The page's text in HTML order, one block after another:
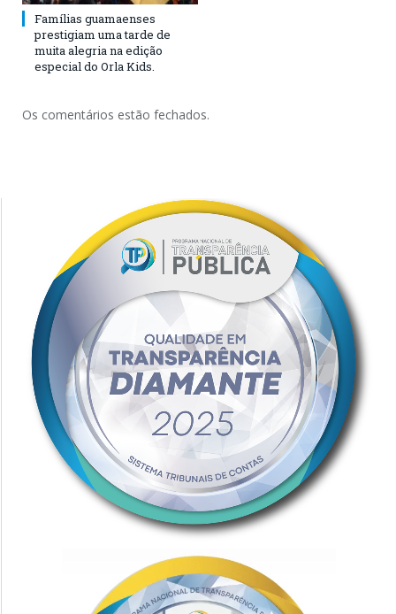
Famílias guamaenses
prestigiam uma tarde de
muita alegria na edição
especial do Orla Kids.
Os comentários estão fechados.